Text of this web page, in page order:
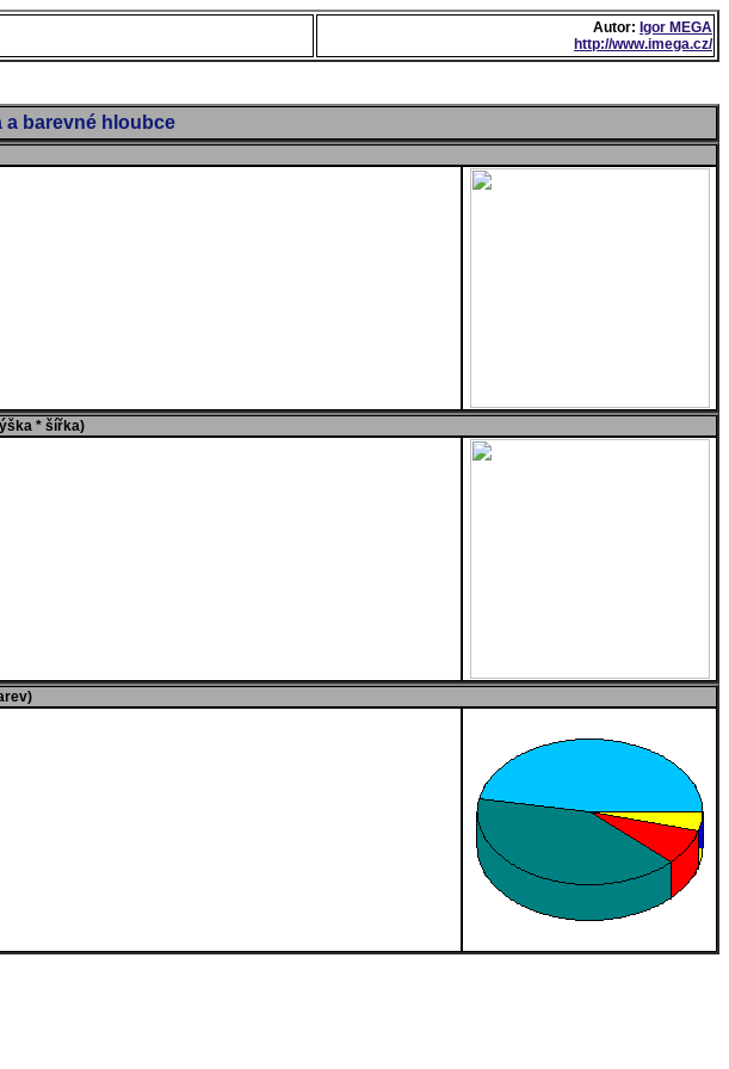
Autor: Igor MEGA
http://www.imega.cz/
a barevné hloubce
* šířka)